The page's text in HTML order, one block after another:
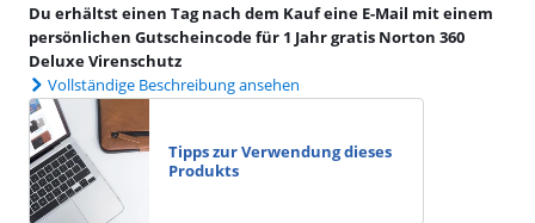
Du erhältst einen Tag nach dem Kauf eine E-Mail mit einem
persönlichen Gutscheincode für 1 Jahr gratis Norton 360
Deluxe Virenschutz
Vollständige Beschreibung ansehen
Tipps zur Verwendung dieses
Produkts